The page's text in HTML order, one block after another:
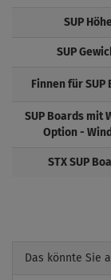
SUP
SUP
Finnen für SUP
SUP Boards mit
Option -
STX SUP
Das könnte Sie